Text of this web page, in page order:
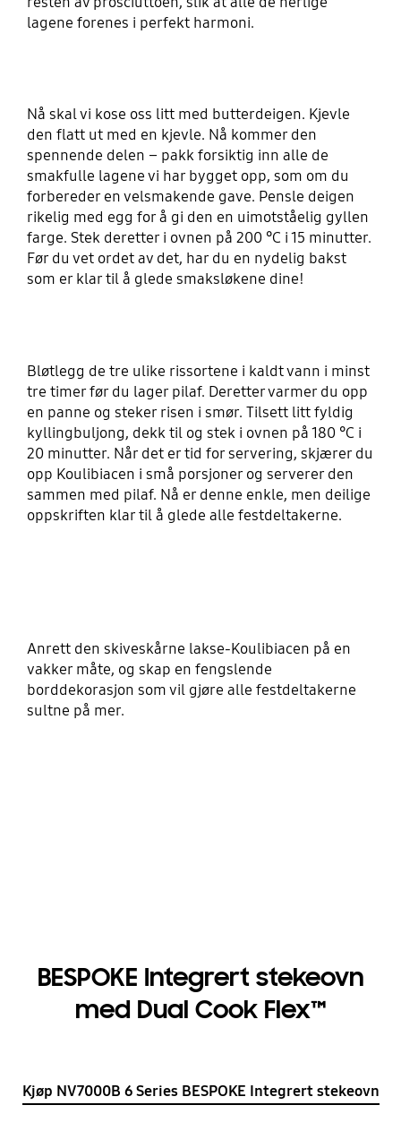
lagene forenes i perfekt harmoni.
Nå skal vi kose oss litt med butterdeigen. Kjevle
den flatt ut med en kjevle. Nå kommer den
spennende delen – pakk forsiktig inn alle de
smakfulle lagene vi har bygget opp, som om du
forbereder en velsmakende gave. Pensle deigen
rikelig med egg for å gi den en uimotståelig gyllen
farge. Stek deretter i ovnen på 200 °C i 15 minutter.
Før du vet ordet av det, har du en nydelig bakst
som er klar til å glede smaksløkene dine!
Bløtlegg de tre ulike rissortene i kaldt vann i minst
tre timer før du lager pilaf. Deretter varmer du opp
en panne og steker risen i smør. Tilsett litt fyldig
kyllingbuljong, dekk til og stek i ovnen på 180 °C i
20 minutter. Når det er tid for servering, skjærer du
opp Koulibiacen i små porsjoner og serverer den
sammen med pilaf. Nå er denne enkle, men deilige
oppskriften klar til å glede alle festdeltakerne.
Anrett den skiveskårne lakse-Koulibiacen på en
vakker måte, og skap en fengslende
borddekorasjon som vil gjøre alle festdeltakerne
sultne på mer.
BESPOKE Integrert stekeovn
med Dual Cook Flex™
Kjøp NV7000B 6 Series BESPOKE Integrert stekeovn